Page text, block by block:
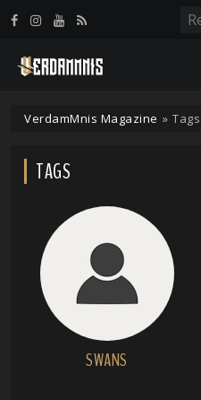
VerdamMnis Magazine » Tags
TAGS
SWANS
Panneau de gestion des cookies